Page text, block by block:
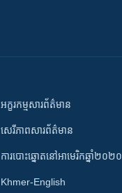
អក្ខរកម្មសារព័ត៌មាន
សេរីភាពសារព័ត៌មាន
ការបោះឆ្នោតនៅអាមេរិកឆ្នាំ២០២០
Khmer-English